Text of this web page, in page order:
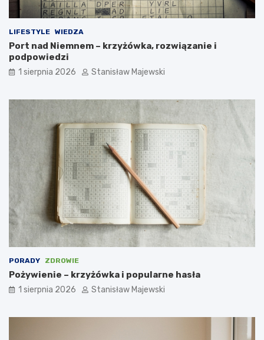
LIFESTYLE WIEDZA
Port nad Niemnem – krzyżówka, rozwiązanie i
podpowiedzi
1 sierpnia 2026 Stanisław Majewski
PORADY ZDROWIE
Pożywienie – krzyżówka i popularne hasła
1 sierpnia 2026 Stanisław Majewski